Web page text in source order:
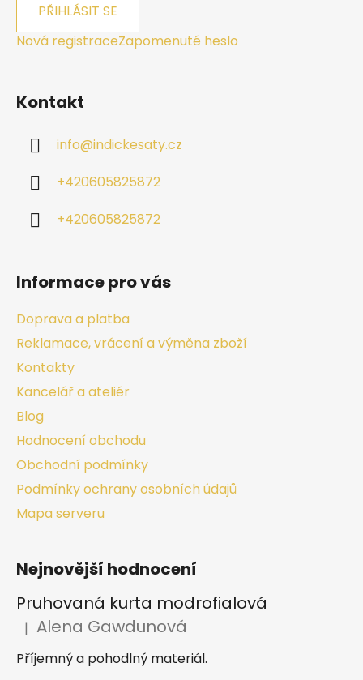
PŘIHLÁSIT SE
Nová registraceZapomenuté heslo
Kontakt
info@indickesaty.cz
+420605825872
+420605825872
Informace pro vás
Doprava a platba
Reklamace, vrácení a výměna zboží
Kontakty
Kancelář a ateliér
Blog
Hodnocení obchodu
Obchodní podmínky
Podmínky ochrany osobních údajů
Mapa serveru
Nejnovější hodnocení
Pruhovaná kurta modrofialová
Hodnocení produktu je 5 z 5 hvězdiček.
| Alena Gawdunová
Příjemný a pohodlný materiál.